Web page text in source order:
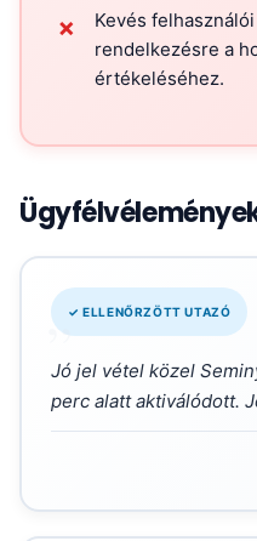
✗
Kevés
rendelkezésre a
értékeléséhez.
✓ ELLENŐRZÖTT UTAZÓ
„
Jó jel vétel közel
perc alatt aktiválódott.